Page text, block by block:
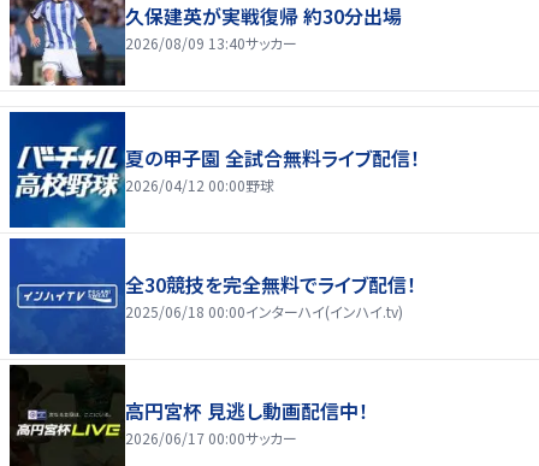
久保建英が実戦復帰 約30分出場
2026/08/09 13:40サッカー
夏の甲子園 全試合無料ライブ配信！
2026/04/12 00:00野球
全30競技を完全無料でライブ配信！
2025/06/18 00:00インターハイ(インハイ.tv)
高円宮杯 見逃し動画配信中！
2026/06/17 00:00サッカー